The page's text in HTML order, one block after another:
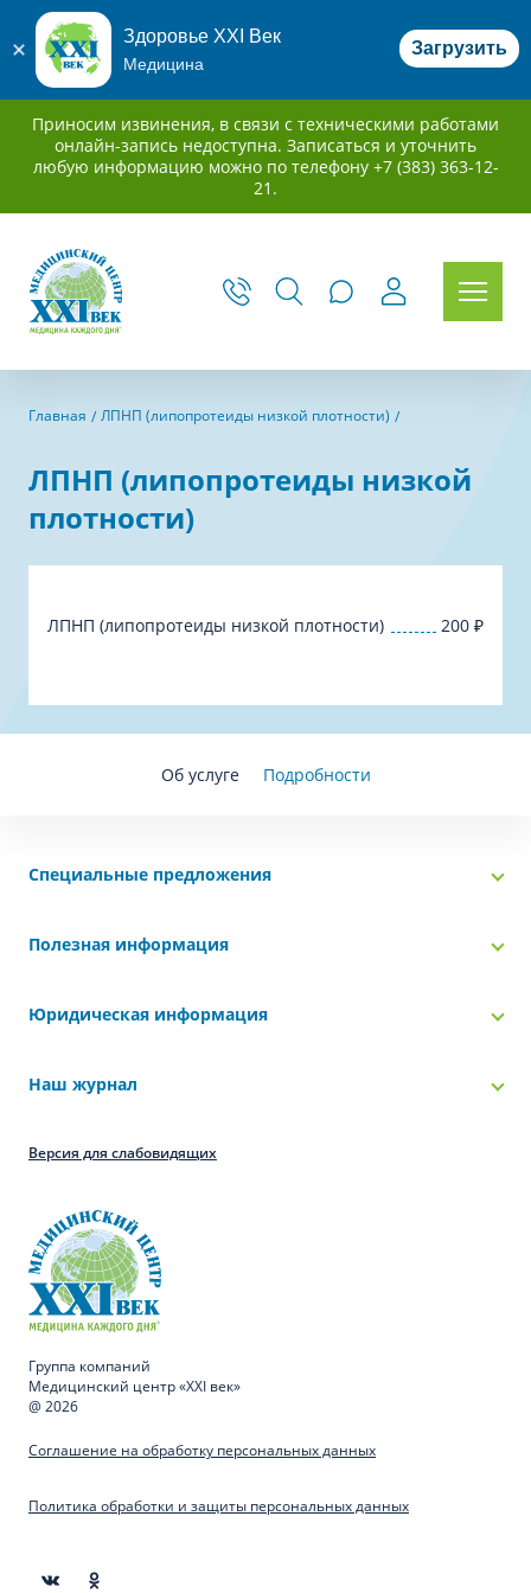
Здоровье XXI Век
Медицина
Загрузить
Приносим извинения, в связи с техническими работами
онлайн-запись недоступна. Записаться и уточнить
любую информацию можно по телефону +7 (383) 363-12-
21.
Главная ЛПНП (липопротеиды низкой плотности)
ЛПНП (липопротеиды низкой
плотности)
ЛПНП (липопротеиды низкой плотности) 200 ₽
Об услуге Подробности
Специальные предложения
Полезная информация
Юридическая информация
Наш журнал
Версия для слабовидящих
Группа компаний
Медицинский центр «XXI век»
@ 2026
Соглашение на обработку персональных данных
Политика обработки и защиты персональных данных